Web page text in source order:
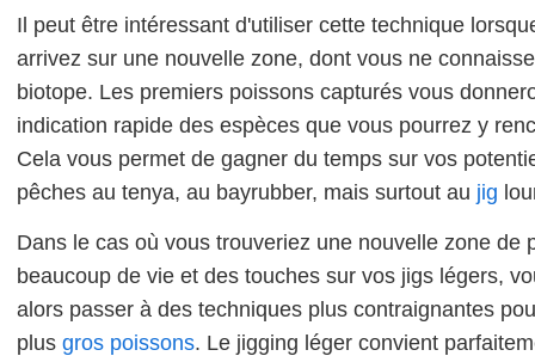
Il peut être intéressant d'utiliser cette technique
arrivez sur une nouvelle zone, dont vous ne
biotope. Les premiers poissons capturés vous
indication rapide des espèces que vous pourrez y
Cela vous permet de gagner du temps sur vos
pêches au tenya, au bayrubber, mais surtout au jig
Dans le cas où vous trouveriez une nouvelle zone de
beaucoup de vie et des touches sur vos jigs légers,
alors passer à des techniques plus contraignantes
plus gros poissons. Le jigging léger convient